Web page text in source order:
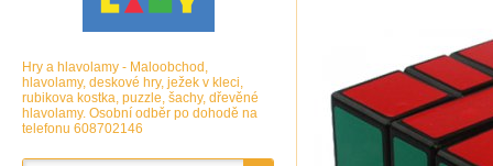
Hry a hlavolamy - Maloobchod,
hlavolamy, deskové hry, ježek v kleci,
rubikova kostka, puzzle, šachy, dřevěné
hlavolamy. Osobní odběr po dohodě na
telefonu 608702146